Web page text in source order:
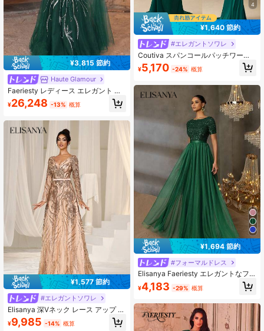
¥3,815 節約
Haute Glamour
Faeriesty レディース エレガント グ
リーン スパンコール 長袖 ボートネ
ック フレア ロング フォーマル イブ
ックイベント・結婚式 秋用
¥26,248 -13% 概算
¥1,577 節約
#エレガントソワレ
Elisanya 深Vネック レース アップ フ
ォーマル スパンコール プロムドレス
エレガント ロング袖 イブニング ウ
¥9,985 -14% 概算
4
¥1,640 節約
#エレガントソワレ
Coutiva スパンコールパッチワーク
プリーツ フィット エレガントロング
スリーブ フォーマルドレス
¥5,170 -24% 概算
¥1,694 節約
#フォーマルドレス
Elisanya Faeriesty エレガントなフ
ォーマルイブニングドレス、スパン
コール装飾ボディ、コントラストの
ロムウェディングパーティードレス
¥4,183 -29% 概算